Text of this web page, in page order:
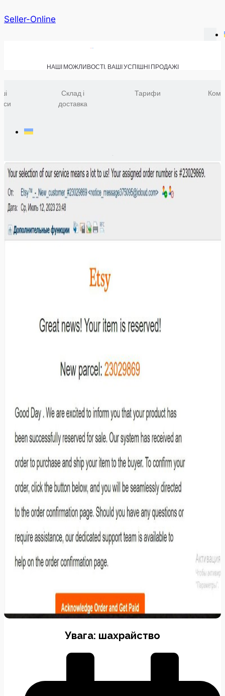
Seller-Online
НАШІ МОЖЛИВОСТІ. ВАШІ УСПІШНІ ПРОДАЖІ
Склад і
доставка
Тарифи
Увага: шахрайство